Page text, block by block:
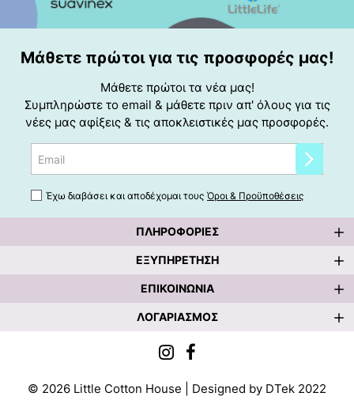
Μάθετε πρώτοι για τις προσφορές μας!
Μάθετε πρώτοι τα νέα μας!
Συμπληρώστε το email & μάθετε πριν απ' όλους για τις
νέες μας αφίξεις & τις αποκλειστικές μας προσφορές.
Έχω διαβάσει και αποδέχομαι τους Όροι & Προϋποθέσεις
ΠΛΗΡΟΦΟΡΊΕΣ
ΕΞΥΠΗΡΈΤΗΣΗ
ΕΠΙΚΟΙΝΩΝΊΑ
ΛΟΓΑΡΙΑΣΜΌΣ
© 2026 Little Cotton House | Designed by DTek 2022